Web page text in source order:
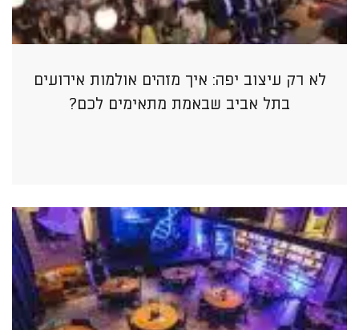
לא רק עיצוב יפה: איך מזהים אולמות אירועים
בתל אביב שבאמת מתאימים לכם?